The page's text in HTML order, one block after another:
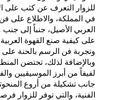
للزوار التعرف عن كثب على
في المملكة، والاطلاع على
العربي الأصيل، جنباً إلى
على كيفية صنع القهوة العربية
وتجربة فن الرسم بالحنة على
وبالإضافة لذلك، تحتضن
لفيفاً من أبرز الموسيقيين
جانب تشكيلة من أروع
الفنية، والتي توفر للزوار